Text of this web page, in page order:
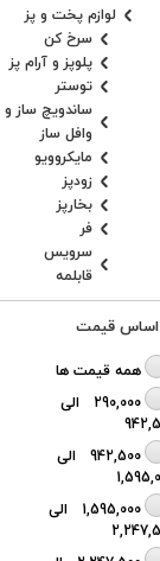
لوازم پخت و پز
سرخ کن
پلوپز و آرام پز
توستر
ساندویچ ساز و
وافل ساز
مایکروویو
زودپز
بخارپز
فر
سرویس
قابلمه
اساس قیمت
همه قیمت ها
290,000 الی
942,500 الی
1,595,000 الی